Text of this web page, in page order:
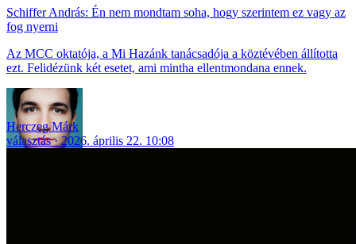
Schiffer András: Én nem mondtam soha, hogy szerintem ez vagy az
fog nyerni
Az MCC oktatója, a Mi Hazánk tanácsadója a köztévében állította
ezt. Felidézünk két esetet, ami mintha ellentmondana ennek.
Herczeg Márk
választás
2026. április 22. 10:08